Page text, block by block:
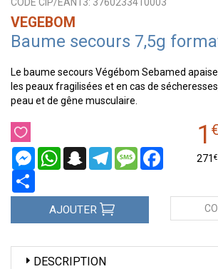
VEGEBOM
Baume secours 7,5g
Le baume secours Végébom Sebamed
les peaux fragilisées et en cas de
peau et de gêne musculaire.
MessengerWhatsAppSnapchatTelegramMessageFacebook
1 €
271€
AJOUTER
DESCRIPTION